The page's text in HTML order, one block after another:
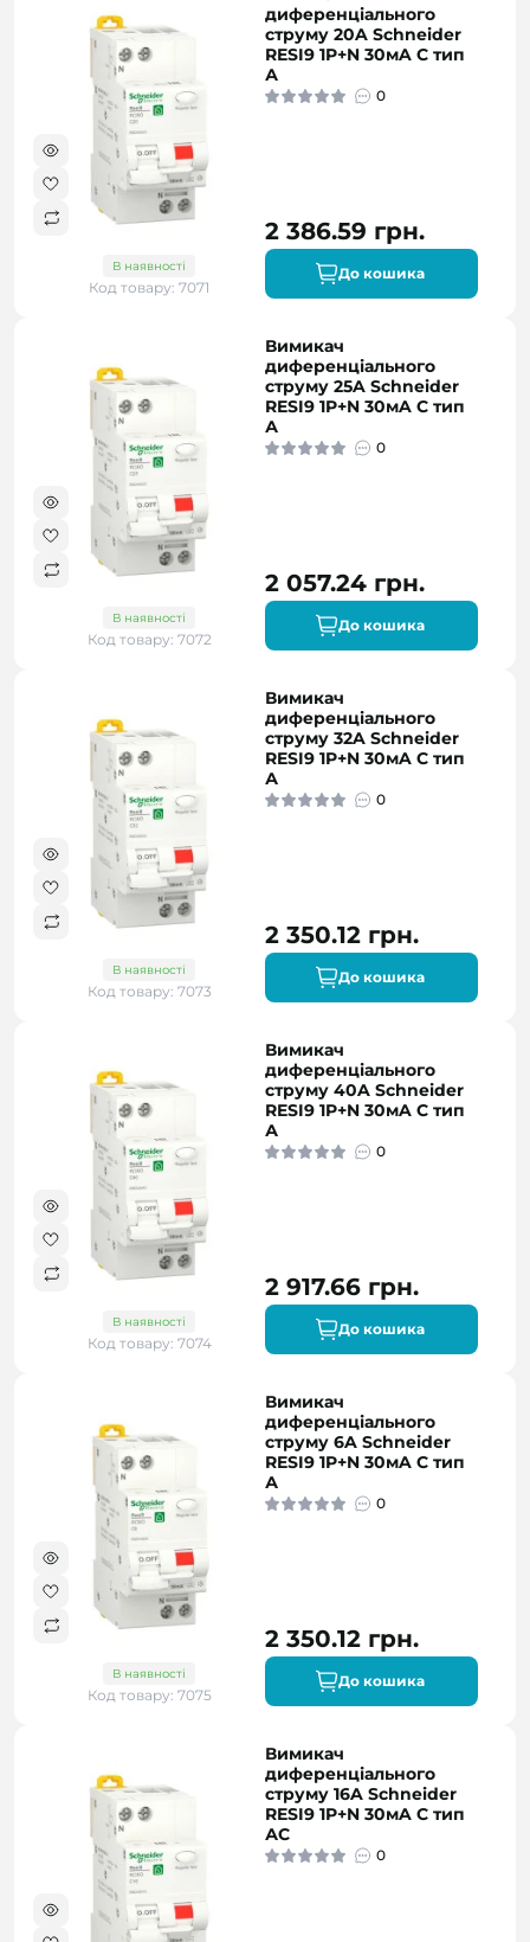
В наявності
Код товару: 7071
диференціального
струму 20A Schneider
RESI9 1P+N 30мA C тип
А
0
2 386.59 грн.
До кошика
В наявності
Код товару: 7072
Вимикач
диференціального
струму 25A Schneider
RESI9 1P+N 30мA C тип
А
0
2 057.24 грн.
До кошика
В наявності
Код товару: 7073
Вимикач
диференціального
струму 32A Schneider
RESI9 1P+N 30мA C тип
А
0
2 350.12 грн.
До кошика
В наявності
Код товару: 7074
Вимикач
диференціального
струму 40A Schneider
RESI9 1P+N 30мA C тип
А
0
2 917.66 грн.
До кошика
В наявності
Код товару: 7075
Вимикач
диференціального
струму 6A Schneider
RESI9 1P+N 30мA C тип
А
0
2 350.12 грн.
До кошика
Вимикач
диференціального
струму 16A Schneider
RESI9 1P+N 30мA C тип
АC
0